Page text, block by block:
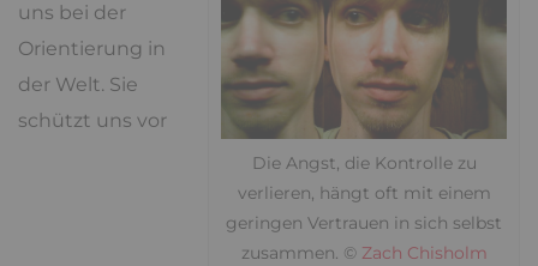
Die Angst, die Kontrolle zu
verlieren, hängt oft mit einem
geringen Vertrauen in sich selbst
zusammen. © Zach Chisholm
uns bei der
Orientierung in
der Welt. Sie
schützt uns vor